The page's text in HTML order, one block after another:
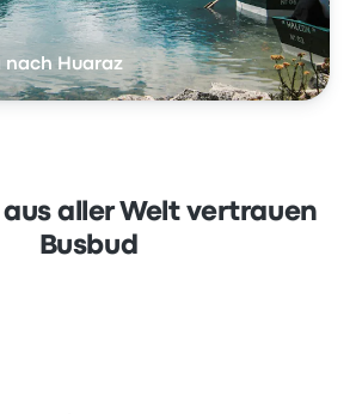
nach Huaraz
aus aller Welt vertrauen
Busbud